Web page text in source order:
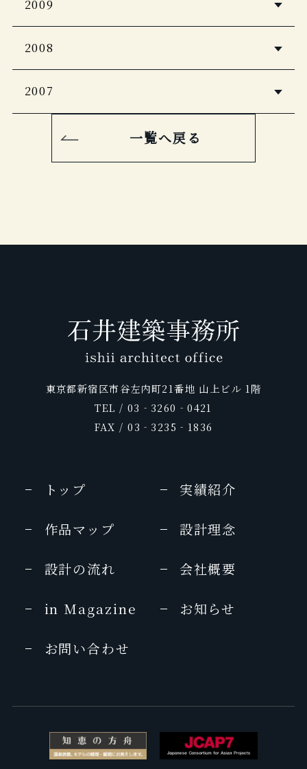
The Wall Street Journal.ウェブ版
死ぬまでに行きたい！世界の絶景 ホテ
ル編
5つ星の宿
2015年版
2015年 04月号
月刊外戸本・露天風呂付き客室の温泉
日経おとなのOFF
2014年5月号
婦人画報
サライ増刊 旅サライ
2014春号
Discover Japan Vol.33
2014年 04月号
大人の癒し宿
2014年3月号
LEON
2013年7月号
日本百名宿
Discover Japan TRAVEL ニッポンの
婦人画報
2013年1月号
ELLE TV
2012年5月
麗しの癒宿
2012 年
商店建築
NILLE’S NILE
2012年5月号
2012年4月号
DiscoverJapanTravel
2012年
BAILA
2012年2月号
Hanako
2012年no.1010
美ST
MAQUIA
2011年 9月号
CARREL
2011年 8月号
2011年6月号
Richer
2011年5月号
和樂
2011年5月号
月刊ホテル旅館
東京カレンダー
2011年2月号
2011年1月号
OZ magazine
家庭画報
SKI vol.2
2009
商店建築
月刊ホテル旅館
2009年12月号
Discover Japan Travel Vol.2
2009年
2009年1月号
2008
月刊ホテル旅館
婦人画報
2008年10月号
月刊ホテル旅館
2008年2月号
2007
商店建築
一覧へ戻る
東京都新宿区市谷左内町21番地 山上ビル 1階
TEL / 03‐3260‐0421
FAX / 03‐3235‐1836
トップ 実績紹介
作品マップ 設計理念
設計の流れ 会社概要
in Magazine お知らせ
お問い合わせ